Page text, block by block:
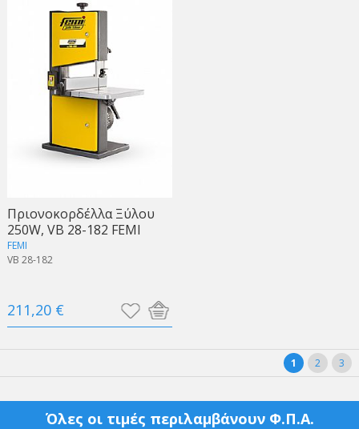
Πριονοκορδέλλα Ξύλου
250W, VB 28-182 FEMI
FEMI
VB 28-182
211,20 €
1 2 3
Όλες οι τιμές περιλαμβάνουν Φ.Π.Α.